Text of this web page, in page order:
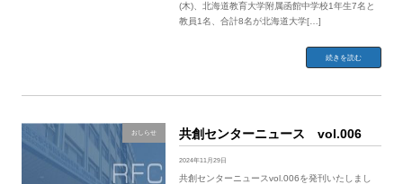
(木)、北海道教育大学附属函館中学校1年生7名と
教員1名、合計8名が北海道大学[…]
続きを読む
おしらせ 共創センターニュース vol.006
2024年11月29日
共創センターニュースvol.006を発刊いたしまし